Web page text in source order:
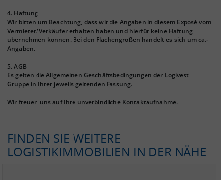
4. Haftung
Wir bitten um Beachtung, dass wir die Angaben in diesem Exposé vom
Vermieter/Verkäufer erhalten haben und hierfür keine Haftung
übernehmen können. Bei den Flächengrößen handelt es sich um ca.-
Angaben.
5. AGB
Es gelten die Allgemeinen Geschäftsbedingungen der Logivest
Gruppe in Ihrer jeweils geltenden Fassung.
Wir freuen uns auf Ihre unverbindliche Kontaktaufnahme.
FINDEN SIE WEITERE
LOGISTIKIMMOBILIEN IN DER NÄHE